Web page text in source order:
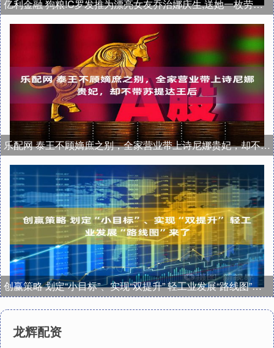
亿利金融 狗粮!C罗发推为漂亮女友乔治娜庆生,送她一枚劳力士金表价值百万
乐配网 泰王不顾嫡庶之别，全家营业带上诗尼娜贵妃，却不带苏提达王后
创赢策略 划定“小目标”、实现“双提升” 轻工业发展“路线图”来了
龙辉配资